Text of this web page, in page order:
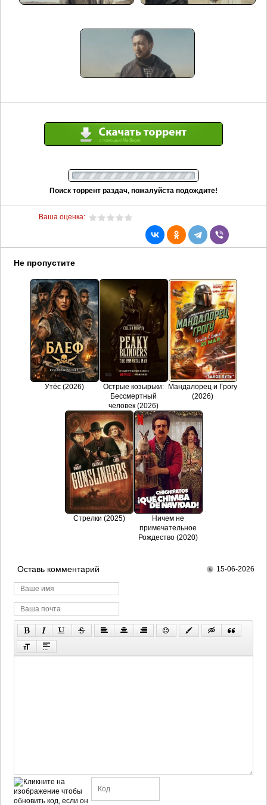
Поиск торрент раздач, пожалуйста подождите!
Ваша оценка:
Не пропустите
Утёс (2026)
Острые козырьки:
Бессмертный
человек (2026)
Мандалорец и Грогу
(2026)
Стрелки (2025)
Ничем не
примечательное
Рождество (2020)
Оставь комментарий 15-06-2026